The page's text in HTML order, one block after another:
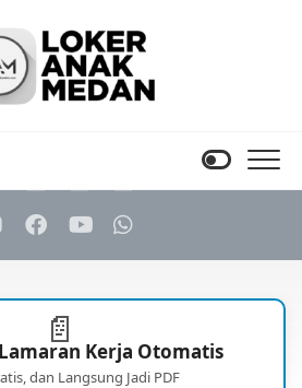
📄 Kerja Otomatis
dan Langsung Jadi PDF